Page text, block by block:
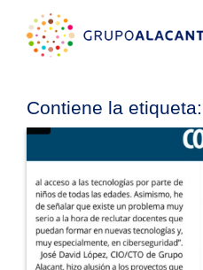
Contiene la etiqueta: